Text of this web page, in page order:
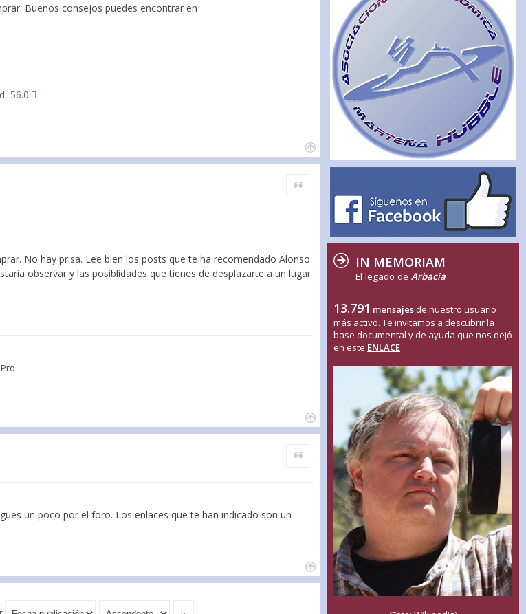
Buenos consejos puedes encontrar en
Citar
No hay prisa. Lee bien los posts que te ha recomendado Alonso
observar y las posiblidades que tienes de desplazarte a un lugar
Citar
un poco por el foro. Los enlaces que te han indicado son un
IN MEMORIAM
El legado de Arbacia
13.791 mensajes de nuestro usuario
más activo. Te invitamos a descubrir la
base documental y de ayuda que nos dejó
en este ENLACE